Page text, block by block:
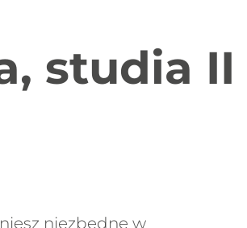
studia II
niezbędne w